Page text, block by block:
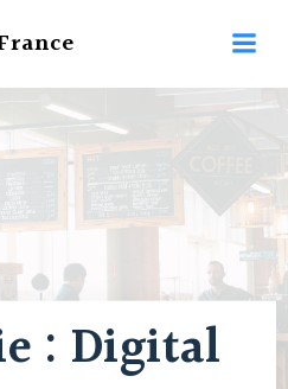
au
: Digital